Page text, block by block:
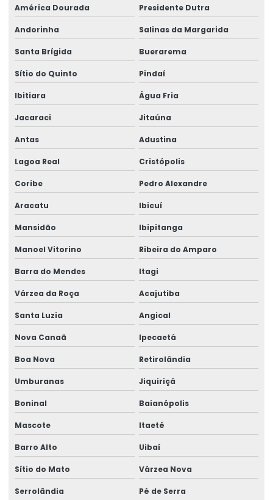
Treinamento em políticas ambientais corporativas
Treinamento em práticas ambientais
Treinamento em práticas sustentáveis
Treinamento sobre preservação ambiental
Treinamento sobre recursos naturais
Treinamento sobre riscos ambientais
Treinamento de segurança e meio ambiente
Treinamento em soluções ambientais empresariais
Treinamento em sustentabilidade
América Dourada Presidente Dutra
Andorinha Salinas da Margarida
Santa Brígida Buerarema
Sítio do Quinto Pindaí
Ibitiara Água Fria
Jacaraci Jitaúna
Antas Adustina
Lagoa Real Cristópolis
Coribe Pedro Alexandre
Aracatu Ibicuí
Mansidão Ibipitanga
Manoel Vitorino Ribeira do Amparo
Barra do Mendes Itagi
Várzea da Roça Acajutiba
Santa Luzia Angical
Nova Canaã Ipecaetá
Boa Nova Retirolândia
Umburanas Jiquiriçá
Boninal Baianópolis
Mascote Itaeté
Barro Alto Uibaí
Sítio do Mato Várzea Nova
Serrolândia Pé de Serra